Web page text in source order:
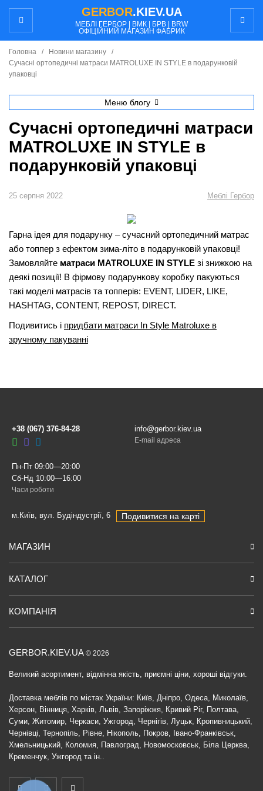
GERBOR.KIEV.UA
МЕБЛI ГЕРБОР | ВМК | БРВ | BRW
ОФІЦІЙНИЙ МАГАЗИН ФАБРИК
Головна / Новини магазину /
Сучасні ортопедичні матраси MATROLUXE IN STYLE в подарунковій
упаковці
Меню блогу
Сучасні ортопедичні матраси
MATROLUXE IN STYLE в
подарунковій упаковці
25 серпня 2022 Меблі Гербор
Гарна ідея для подарунку – сучасний ортопедичний матрас
або топпер з ефектом зима-літо в подарунковій упаковці!
Замовляйте матраси MATROLUXE IN STYLE зі знижкою на
деякі позиції! В фірмову подарункову коробку пакуються
такі моделі матрасів та топперів: EVENT, LIDER, LIKE,
HASHTAG, CONTENT, REPOST, DIRECT.
Подивитись і придбати матраси In Style Matroluxe в
зручному пакуванні
GERBOR.KIEV.UA © 2026
Великий асортимент, відмінна якість, приємні ціни, хороші відгуки.
Доставка меблів по містах України: Київ, Дніпро, Одеса, Миколаїв,
Херсон, Вінниця, Харків, Львів, Запоріжжя, Кривий Ріг, Полтава,
Суми, Житомир, Черкаси, Ужгород, Чернігів, Луцьк, Кропивницький,
Чернівці, Тернопіль, Рівне, Нікополь, Покров, Івано-Франківськ,
Хмельницький, Коломия, Павлоград, Новомосковськ, Біла Церква,
Кременчук, Ужгород та ін..
МАГАЗИН
КАТАЛОГ
КОМПАНІЯ
+38 (067) 376-84-28 info@gerbor.kiev.ua
E-mail адреса
Пн-Пт 09:00—20:00
Сб-Нд 10:00—16:00
Часи роботи
м.Київ, вул. Будіндустрії, 6 Подивитися на карті